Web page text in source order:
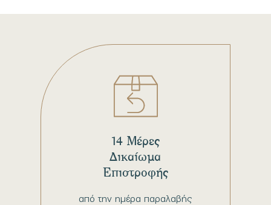
από την ημέρα παραλαβής
14 Μέρες
Δικαίωμα
Επιστροφής